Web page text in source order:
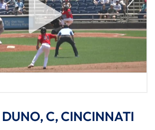
C, CINCINNATI